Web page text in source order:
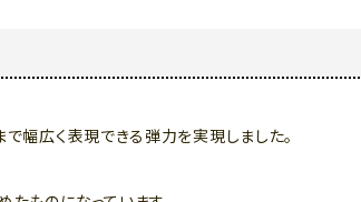
幅広く表現できる弾力を実現しました。